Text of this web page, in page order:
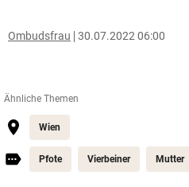
Ombudsfrau 30.07.2022 06:00
Ähnliche Themen
Wien
Pfote Vierbeiner Mutter